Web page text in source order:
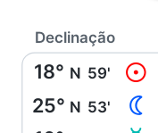
Declinação
18° N 59' M
25° N 53' N